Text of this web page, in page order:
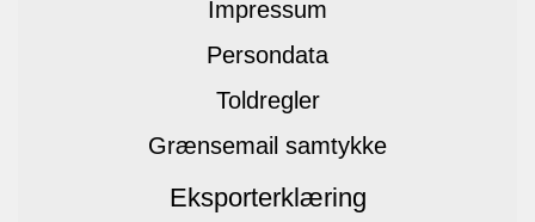
Impressum
Persondata
Toldregler
Grænsemail samtykke
Eksporterklæring